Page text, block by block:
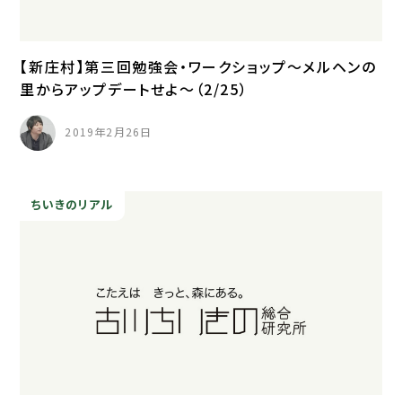
【新庄村】第三回勉強会・ワークショップ～メルヘンの
里からアップデートせよ～（2/25）
2019年2月26日
ちいきのリアル